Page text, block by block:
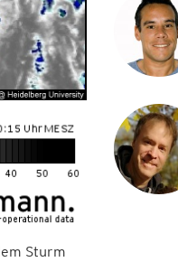
Sturm